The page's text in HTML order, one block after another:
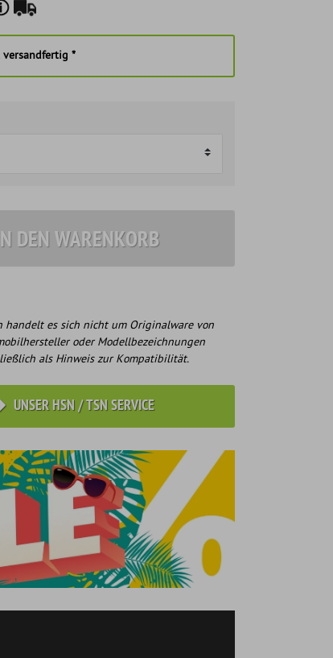
versandfertig *
DEN WARENKORB
handelt es sich nicht um Originalware von
oder Modellbezeichnungen
als Hinweis zur Kompatibilität.
UNSER HSN / TSN SERVICE